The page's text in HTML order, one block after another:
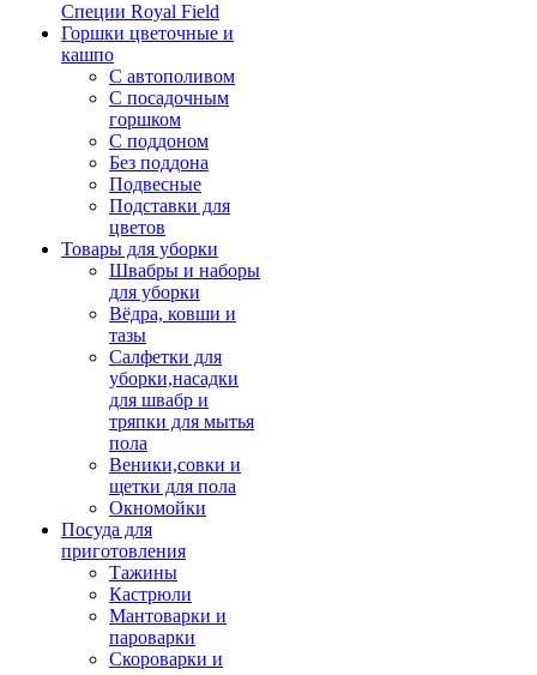
Специи Royal Field
Горшки цветочные и
кашпо
С автополивом
С посадочным
горшком
С поддоном
Без поддона
Подвесные
Подставки для
цветов
Товары для уборки
Швабры и наборы
для уборки
Вёдра, ковши и
тазы
Салфетки для
уборки,насадки
для швабр и
тряпки для мытья
пола
Веники,совки и
щетки для пола
Окномойки
Посуда для
приготовления
Тажины
Кастрюли
Мантоварки и
пароварки
Скороварки и